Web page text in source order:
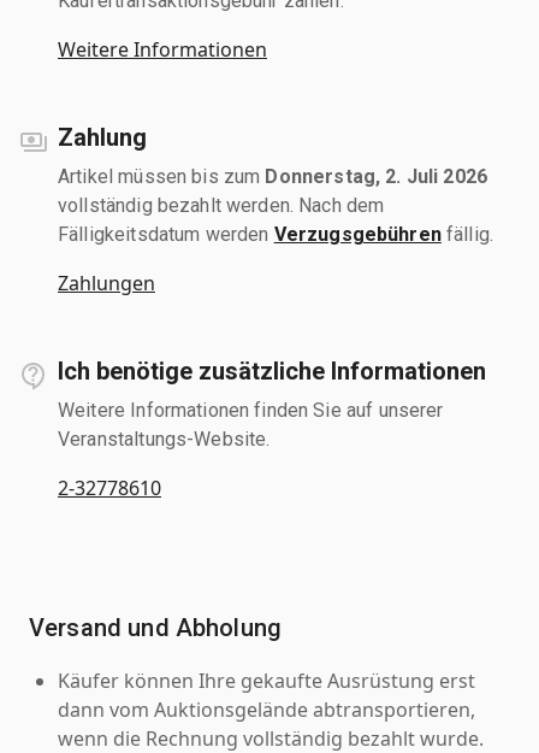
Weitere Informationen
Zahlung
Artikel müssen bis zum Donnerstag, 2. Juli 2026
vollständig bezahlt werden. Nach dem
Fälligkeitsdatum werden Verzugsgebührenfällig.
Zahlungen
Ich benötige zusätzliche Informationen
Weitere Informationen finden Sie auf unserer
Veranstaltungs-Website.
2-32778610
Versand und Abholung
Käufer können Ihre gekaufte Ausrüstung erst
dann vom Auktionsgelände abtransportieren,
wenn die Rechnung vollständig bezahlt wurde.